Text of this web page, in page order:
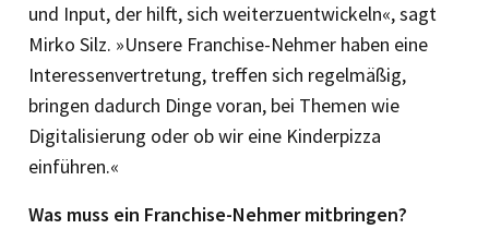
und Input, der hilft, sich weiterzuentwickeln«, sagt
Mirko Silz. »Unsere Franchise-Nehmer haben eine
Interessenvertretung, treffen sich regelmäßig,
bringen dadurch Dinge voran, bei Themen wie
Digitalisierung oder ob wir eine Kinderpizza
einführen.«
Was muss ein Franchise-Nehmer mitbringen?